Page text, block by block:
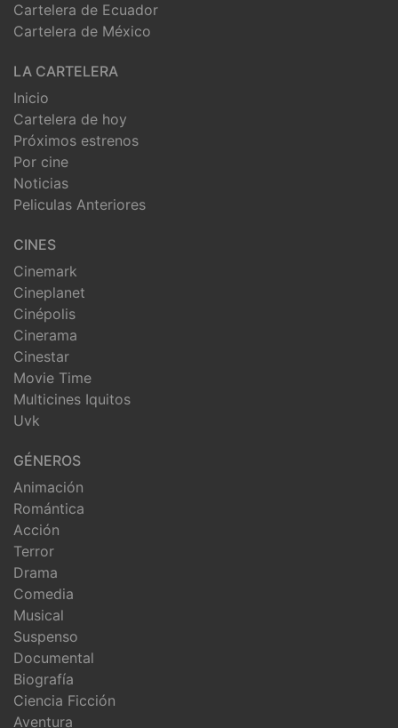
Cartelera de Ecuador
Cartelera de México
LA CARTELERA
Inicio
Cartelera de hoy
Próximos estrenos
Por cine
Noticias
Peliculas Anteriores
CINES
Cinemark
Cineplanet
Cinépolis
Cinerama
Cinestar
Movie Time
Multicines Iquitos
Uvk
GÉNEROS
Animación
Romántica
Acción
Terror
Drama
Comedia
Musical
Suspenso
Documental
Biografía
Ciencia Ficción
Aventura